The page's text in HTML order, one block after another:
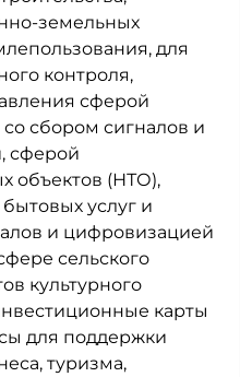
земельных
для
контроля,
сферой
сбором сигналов и
сферой
объектов (НТО),
услуг и
и цифровизацией
сельского
культурного
карты
для поддержки
туризма,